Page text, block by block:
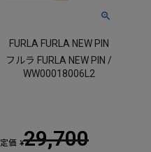
FURLA FURLA NEW PIN
フルラ FURLA NEW PIN /
WW00018006L2
定価 ¥29,700